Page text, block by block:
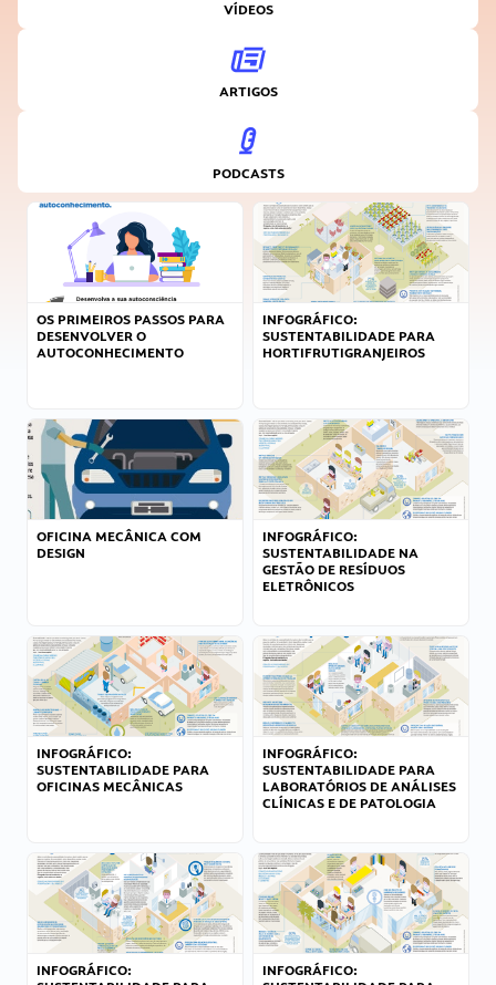
VÍDEOS
ARTIGOS
PODCASTS
OS PRIMEIROS PASSOS PARA
DESENVOLVER O
AUTOCONHECIMENTO
INFOGRÁFICO:
SUSTENTABILIDADE PARA
HORTIFRUTIGRANJEIROS
OFICINA MECÂNICA COM
DESIGN
INFOGRÁFICO:
SUSTENTABILIDADE NA
GESTÃO DE RESÍDUOS
ELETRÔNICOS
INFOGRÁFICO:
SUSTENTABILIDADE PARA
OFICINAS MECÂNICAS
INFOGRÁFICO:
SUSTENTABILIDADE PARA
LABORATÓRIOS DE ANÁLISES
CLÍNICAS E DE PATOLOGIA
INFOGRÁFICO:
INFOGRÁFICO: